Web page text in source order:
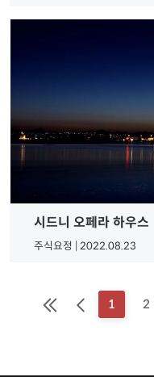
시드니 오페라 하우스
주식요정 | 2022.08.23
1 2